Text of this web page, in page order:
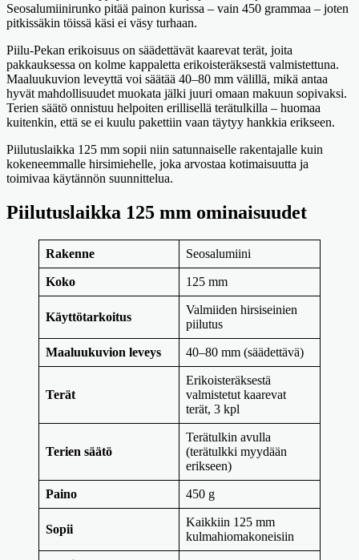
Seosalumiinirunko pitää painon kurissa – vain 450 grammaa – joten
pitkissäkin töissä käsi ei väsy turhaan.
Piilu-Pekan erikoisuus on säädettävät kaarevat terät, joita
pakkauksessa on kolme kappaletta erikoisteräksestä valmistettuna.
Maaluukuvion leveyttä voi säätää 40–80 mm välillä, mikä antaa
hyvät mahdollisuudet muokata jälki juuri omaan makuun sopivaksi.
Terien säätö onnistuu helpoiten erillisellä terätulkilla – huomaa
kuitenkin, että se ei kuulu pakettiin vaan täytyy hankkia erikseen.
Piilutuslaikka 125 mm sopii niin satunnaiselle rakentajalle kuin
kokeneemmalle hirsimiehelle, joka arvostaa kotimaisuutta ja
toimivaa käytännön suunnittelua.
Piilutuslaikka 125 mm ominaisuudet
Rakenne Seosalumiini
Koko 125 mm
Käyttötarkoitus
Valmiiden hirsiseinien
piilutus
Maaluukuvion leveys 40–80 mm (säädettävä)
Terät
Erikoisteräksestä
valmistetut kaarevat
terät, 3 kpl
Terien säätö
Terätulkin avulla
(terätulkki myydään
erikseen)
Paino 450 g
Sopii
Kaikkiin 125 mm
kulmahiomakoneisiin